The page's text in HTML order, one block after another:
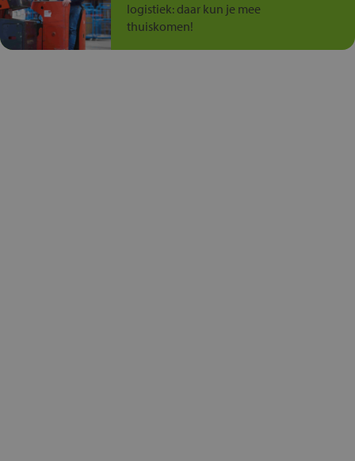
logistiek: daar kun je mee
thuiskomen!